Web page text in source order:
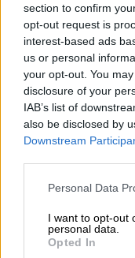
section to confirm
opt-out request is
interest-based ads
us or personal
your opt-out. You
disclosure of your
IAB’s list of
also be disclosed by
Downstream
Please note that this
not limited to your
grant or deny
use your data for
Personal Data
I want to opt-out
personal data.
Opted In
Unsplash
Πολλές φορές
είπες ότι «δεν